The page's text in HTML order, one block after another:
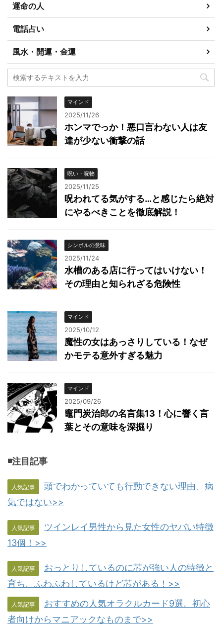
運命の人
電話占い
風水・開運・金運
マインド
2025/11/26
ホンマでっか！悪口言わない人は友
達が少ない衝撃の話
呪い・呪物
2025/11/25
呪われてる気がする…と感じたら絶対
にやるべきことを徹底解説！
シンボルの意味
2025/11/24
水槽のある店に行ってはいけない！
その理由と知られざる危険性
マインド
2025/10/12
魔性の女はあっさりしている！なぜ
かモテる意外すぎる魅力
マインド
2025/09/26
竈門炭治郎の名言集13！心に響く言
葉とその意味を深掘り
◾️注目記事
人気記事
頭でわかっていても行動できない理由、病
気ではない>>
人気記事
ツインレイ男性から見た女性のヤバい特徴
13個！>>
人気記事
おっとりしているのに芯が強い人の特徴と
育ち。ふわふわしているけど芯がある！>>
人気記事
おすすめの人気オラクルカード9選。初心
者向けからマニアックなものまで>>